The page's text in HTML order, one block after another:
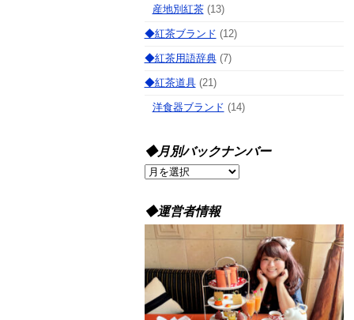
産地別紅茶(13)
◆紅茶ブランド (12)
◆紅茶用語辞典(7)
◆紅茶道具(21)
洋食器ブランド (14)
◆月別バックナンバー
◆
バ
ッ
ン
バ
ー
◆運営者情報